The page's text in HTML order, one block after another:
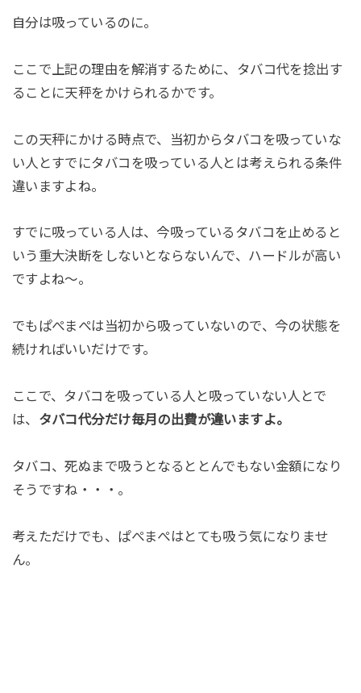
自分は吸っているのに。
ここで上記の理由を解消するために、タバコ代を捻出す
ることに天秤をかけられるかです。
この天秤にかける時点で、当初からタバコを吸っていな
い人とすでにタバコを吸っている人とは考えられる条件
違いますよね。
すでに吸っている人は、今吸っているタバコを止めると
いう重大決断をしないとならないんで、ハードルが高い
ですよね～。
でもぱぺまぺは当初から吸っていないので、今の状態を
続ければいいだけです。
ここで、タバコを吸っている人と吸っていない人とで
は、 タバコ代分だけ毎月の出費が違いますよ。
タバコ、死ぬまで吸うとなるととんでもない金額になり
そうですね・・・。
考えただけでも、ぱぺまぺはとても吸う気になりませ
ん。